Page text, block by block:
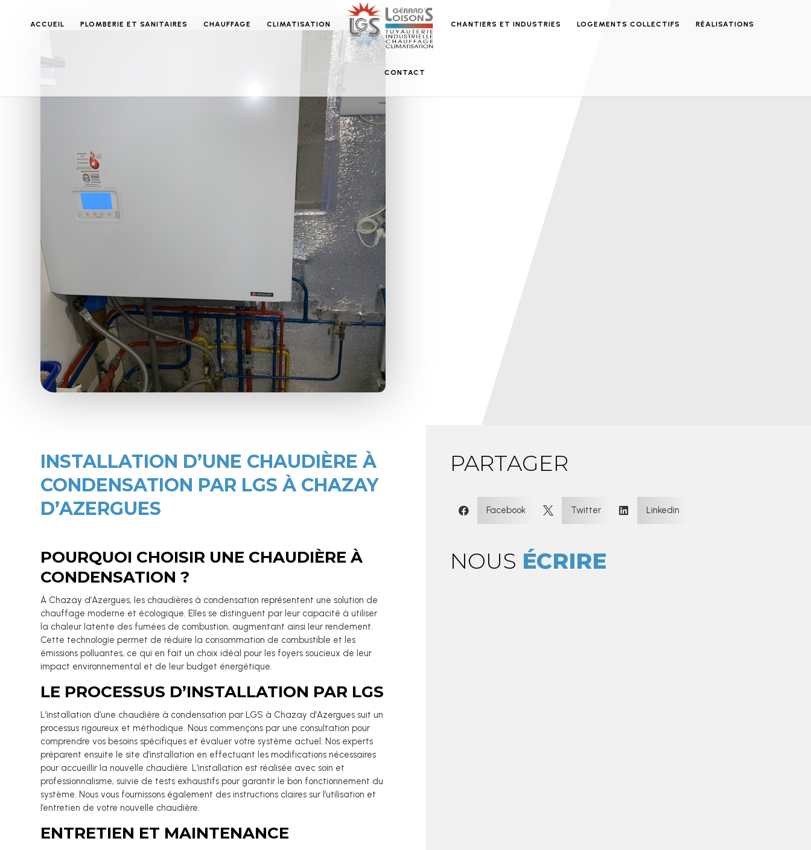
ACCUEIL PLOMBERIE ET SANITAIRES CHAUFFAGE CLIMATISATION CHANTIERS ET INDUSTRIES LOGEMENTS COLLECTIFS RÉALISATIONS
CONTACT
INSTALLATION D’UNE CHAUDIÈRE À
CONDENSATION PAR LGS À CHAZAY
D’AZERGUES
POURQUOI CHOISIR UNE CHAUDIÈRE À
CONDENSATION ?
À Chazay d’Azergues, les chaudières à condensation représentent une solution de
chauffage moderne et écologique. Elles se distinguent par leur capacité à utiliser
la chaleur latente des fumées de combustion, augmentant ainsi leur rendement.
Cette technologie permet de réduire la consommation de combustible et les
émissions polluantes, ce qui en fait un choix idéal pour les foyers soucieux de leur
impact environnemental et de leur budget énergétique.
LE PROCESSUS D’INSTALLATION PAR LGS
L’installation d’une chaudière à condensation par LGS à Chazay d’Azergues suit un
processus rigoureux et méthodique. Nous commençons par une consultation pour
comprendre vos besoins spécifiques et évaluer votre système actuel. Nos experts
préparent ensuite le site d’installation en effectuant les modifications nécessaires
pour accueillir la nouvelle chaudière. L’installation est réalisée avec soin et
professionnalisme, suivie de tests exhaustifs pour garantir le bon fonctionnement du
système. Nous vous fournissons également des instructions claires sur l’utilisation et
l’entretien de votre nouvelle chaudière.
ENTRETIEN ET MAINTENANCE
PARTAGER
 Facebook  Twitter  Linkedin
NOUS ÉCRIRE